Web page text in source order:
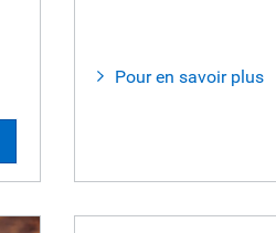
Pour en savoir plus